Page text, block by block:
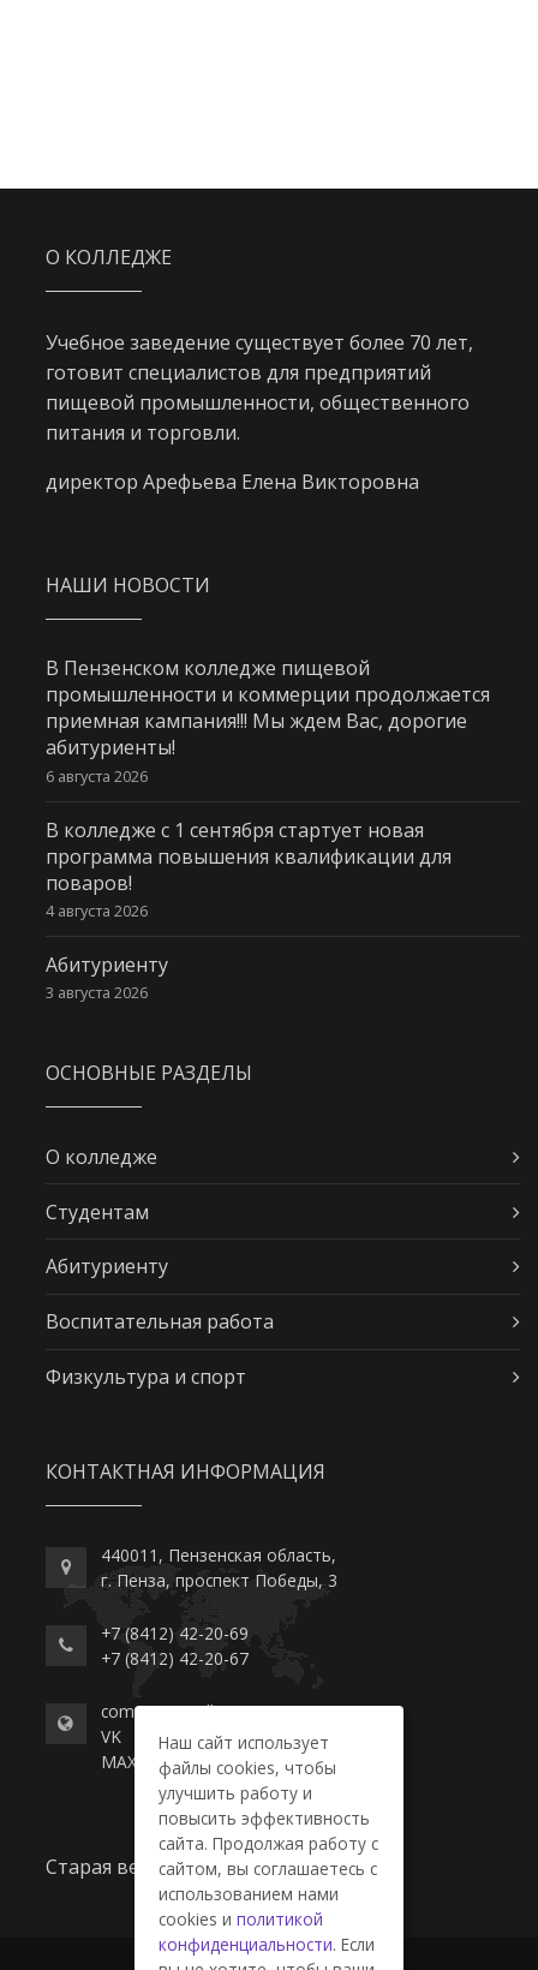
О КОЛЛЕДЖЕ
Учебное заведение существует более 70 лет,
готовит специалистов для предприятий
пищевой промышленности, общественного
питания и торговли.
директор Арефьева Елена Викторовна
НАШИ НОВОСТИ
В Пензенском колледже пищевой
промышленности и коммерции продолжается
приемная кампания!!! Мы ждем Вас, дорогие
абитуриенты!
6 августа 2026
В колледже с 1 сентября стартует новая
программа повышения квалификации для
поваров!
4 августа 2026
Абитуриенту
3 августа 2026
ОСНОВНЫЕ РАЗДЕЛЫ
О колледже
Студентам
Абитуриенту
Воспитательная работа
Физкультура и спорт
КОНТАКТНАЯ ИНФОРМАЦИЯ
440011, Пензенская область,
г. Пенза, проспект Победы, 3
+7 (8412) 42-20-69
+7 (8412) 42-20-67
commerce-college.ru
VK
MAX
Старая версия сайта
Наш сайт использует
файлы cookies, чтобы
улучшить работу и
повысить эффективность
сайта. Продолжая работу с
сайтом, вы соглашаетесь с
использованием нами
cookies и политикой
конфиденциальности. Если